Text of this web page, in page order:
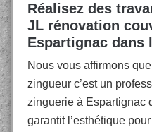
Réalisez des
JL rénovation
Espartignac dans
Nous vous affirmons
zingueur c’est un
zinguerie à Espartignac
garantit l’esthétique